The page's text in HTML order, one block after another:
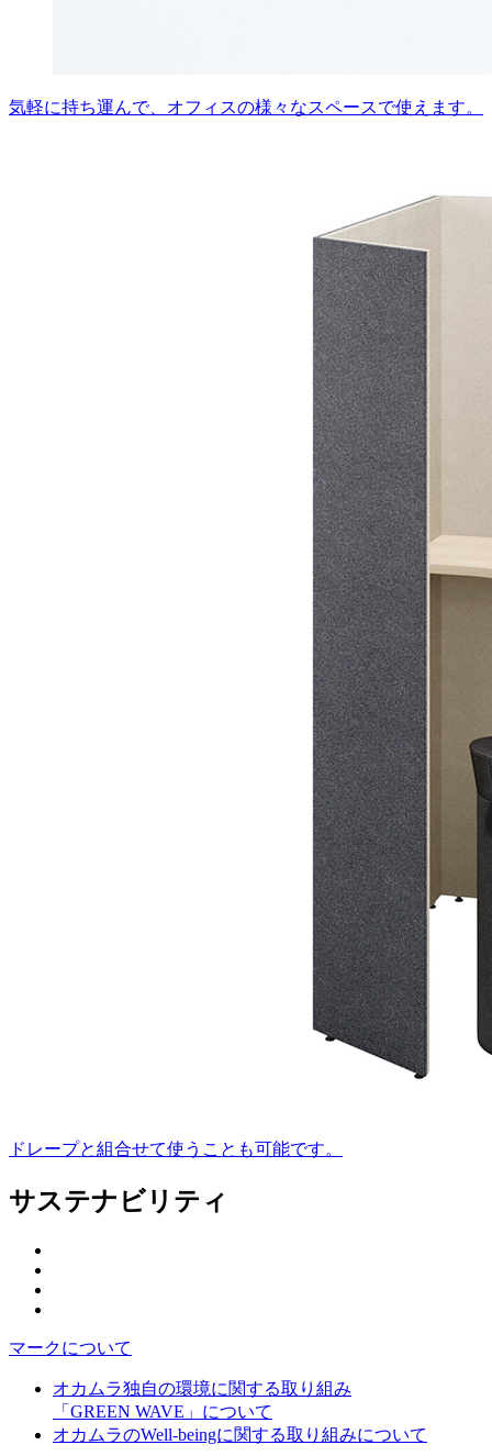
気軽に持ち運んで、オフィスの様々なスペースで使えます。
ドレープと組合せて使うことも可能です。
サステナビリティ
マークについて
オカムラ独自の環境に関する取り組み
「GREEN WAVE」について
オカムラのWell-beingに関する取り組みについて